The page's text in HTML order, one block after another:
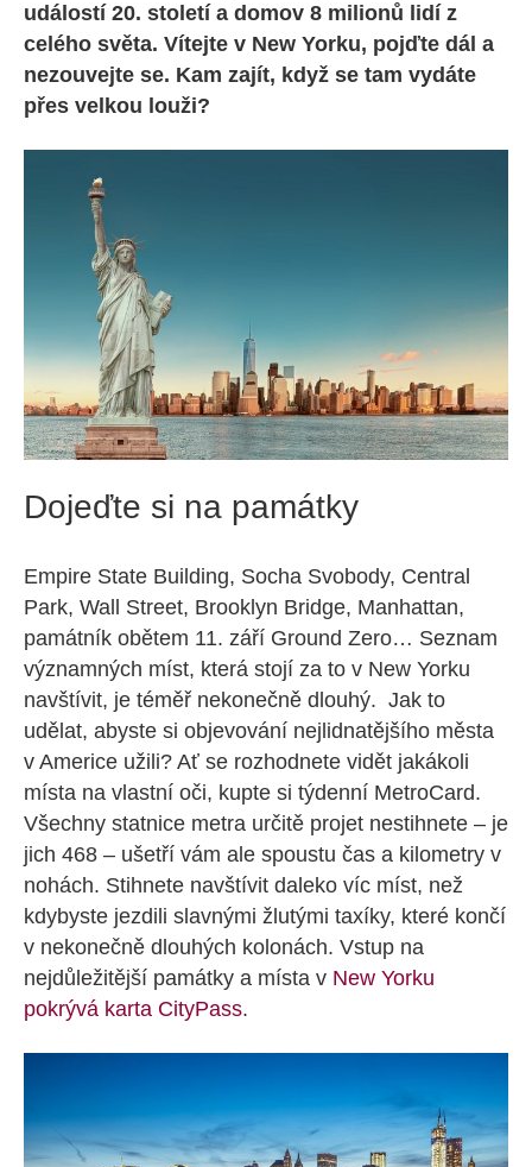
událostí 20. století a domov 8 milionů lidí z
celého světa. Vítejte v New Yorku, pojďte dál a
nezouvejte se. Kam zajít, když se tam vydáte
přes velkou louži?
Dojeďte si na památky
Empire State Building, Socha Svobody, Central
Park, Wall Street, Brooklyn Bridge, Manhattan,
památník obětem 11. září Ground Zero… Seznam
významných míst, která stojí za to v New Yorku
navštívit, je téměř nekonečně dlouhý. Jak to
udělat, abyste si objevování nejlidnatějšího města
v Americe užili? Ať se rozhodnete vidět jakákoli
místa na vlastní oči, kupte si týdenní MetroCard.
Všechny statnice metra určitě projet nestihnete – je
jich 468 – ušetří vám ale spoustu čas a kilometry v
nohách. Stihnete navštívit daleko víc míst, než
kdybyste jezdili slavnými žlutými taxíky, které končí
v nekonečně dlouhých kolonách. Vstup na
nejdůležitější památky a místa v New Yorku
pokrývá karta CityPass.